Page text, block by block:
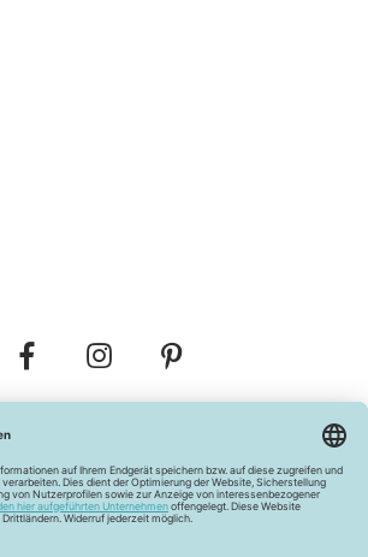
Vertrag widerrufen